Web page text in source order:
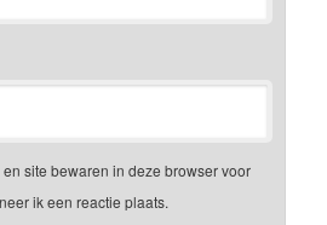
site bewaren in deze browser voor
ik een reactie plaats.